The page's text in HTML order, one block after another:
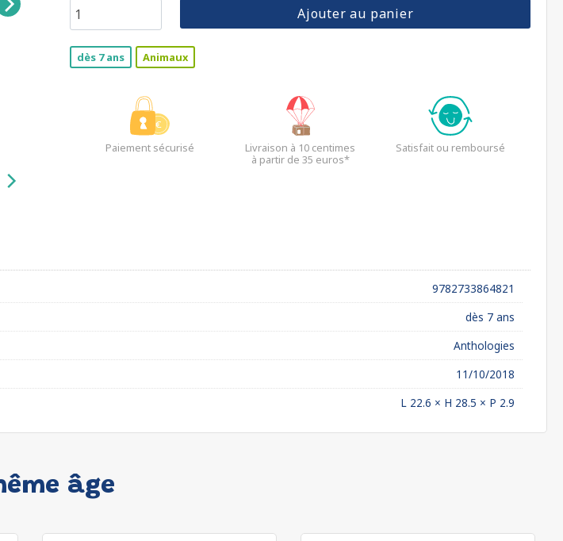
Ajouter au panier
dès 7 ans Animaux
Paiement sécurisé
Livraison à 10 centimes
à partir de 35 euros*
Satisfait ou remboursé
9782733864821
dès 7 ans
Anthologies
11/10/2018
L 22.6 × H 28.5 × P 2.9
âge